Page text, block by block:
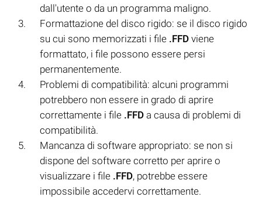
dall'utente o da un programma maligno.
Formattazione del disco rigido: se il disco rigido
su cui sono memorizzati i file .FFD viene
formattato, i file possono essere persi
permanentemente.
Problemi di compatibilità: alcuni programmi
potrebbero non essere in grado di aprire
correttamente i file .FFD a causa di problemi di
compatibilità.
Mancanza di software appropriato: se non si
dispone del software corretto per aprire o
visualizzare i file .FFD, potrebbe essere
impossibile accedervi correttamente.